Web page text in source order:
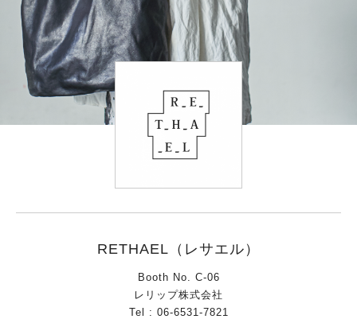
RETHAEL（レサエル）
Booth No. C-06
レリップ株式会社
Tel : 06-6531-7821